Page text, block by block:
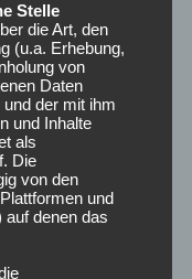
Stelle
die Art, den
(u.a. Erhebung,
von
Daten
der mit ihm
und Inhalte
als
Die
von den
und
denen das